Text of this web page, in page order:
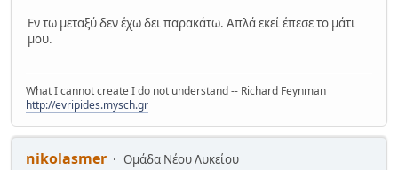
Εν τω μεταξύ δεν έχω δει παρακάτω. Απλά εκεί έπεσε το μάτι
μου.
What I cannot create I do not understand -- Richard Feynman
http://evripides.mysch.gr
nikolasmer
Ομάδα Νέου Λυκείου